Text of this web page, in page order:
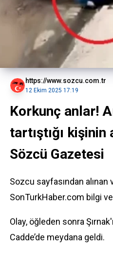
https://www.sozcu.com.tr
12 Ekim 2025 17:19
Korkunç anlar!
tartıştığı kişinin
Sözcü Gazetesi
Sozcu sayfasından alınan
SonTurkHaber.com bilgi
Olay, öğleden sonra
Cadde’de meydana geldi.